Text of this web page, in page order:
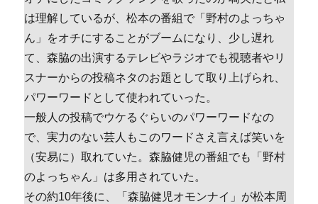
は理解しているが、松本の番組で「野村のよっちゃ
ん」をオチにすることがブームになり、少し遅れ
て、森脇の出演するテレビやラジオでも視聴者やリ
スナーからの投稿ネタのお題として取り上げられ、
パワーワードとして使われていった。
一般人の投稿でウケるぐらいのパワーワードなの
で、実力のない芸人もこのワードさえ言えば笑いを
（安易に）取れていた。森脇健児の番組でも「野村
のよっちゃん」は多用されていた。
その約10年後に、「森脇健児オモンナイ」が松本周